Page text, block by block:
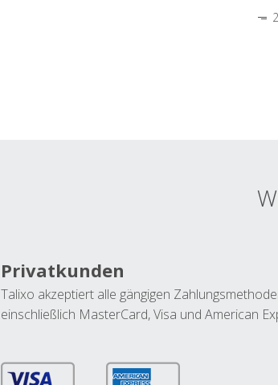
Privatkunden
Talixo akzeptiert alle gängigen
einschließlich MasterCard, Visa und American